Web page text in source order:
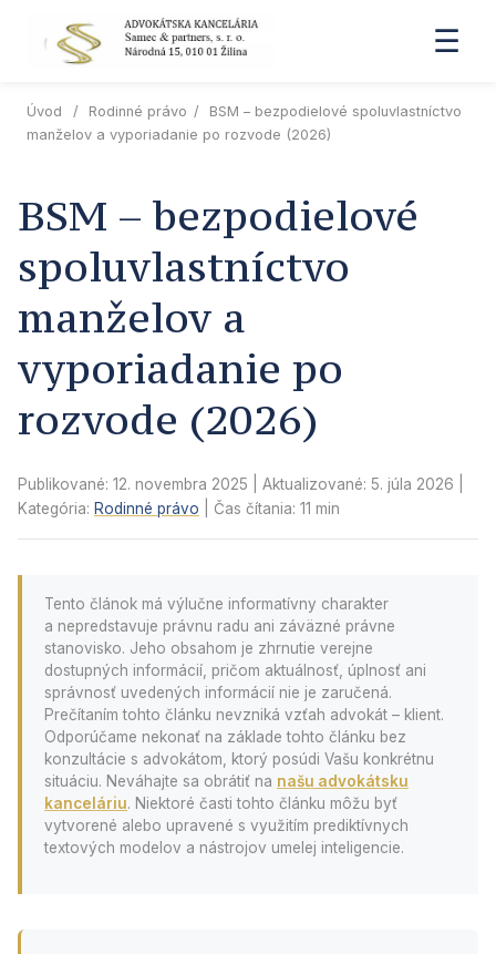
☰
Úvod / Rodinné právo /
BSM – bezpodielové spoluvlastníctvo
manželov a vyporiadanie po rozvode (2026)
BSM – bezpodielové
spoluvlastníctvo
manželov a
vyporiadanie po
rozvode (2026)
Publikované: 12. novembra 2025 | Aktualizované: 5. júla 2026
Kategória: Rodinné právo | Čas čítania: 11 min
Tento článok má výlučne informatívny charakter
a nepredstavuje právnu radu ani záväzné právne
stanovisko. Jeho obsahom je zhrnutie verejne
dostupných informácií, pričom aktuálnosť, úplnosť ani
správnosť uvedených informácií nie je zaručená.
Prečítaním tohto článku nevzniká vzťah advokát – klient.
Odporúčame nekonať na základe tohto článku bez
konzultácie s advokátom, ktorý posúdi Vašu konkrétnu
situáciu. Neváhajte sa obrátiť na našu advokátsku
kanceláriu. Niektoré časti tohto článku môžu byť
vytvorené alebo upravené s využitím prediktívnych
textových modelov a nástrojov umelej inteligencie.